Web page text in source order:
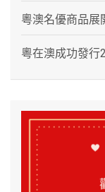
粵澳名優商品展
粵在澳成功發行